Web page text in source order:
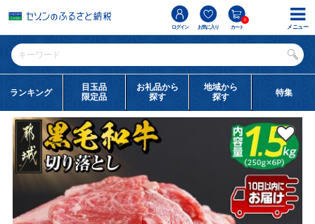
ログイン お気に入り カート
0
ランキング
目玉品
限定品
お礼品から
探す
地域から
探す
特集
メニュー